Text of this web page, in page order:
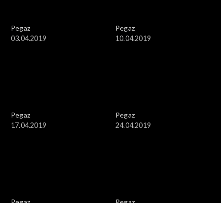
Pegaz
03.04.2019
Pegaz
10.04.2019
Pegaz
17.04.2019
Pegaz
24.04.2019